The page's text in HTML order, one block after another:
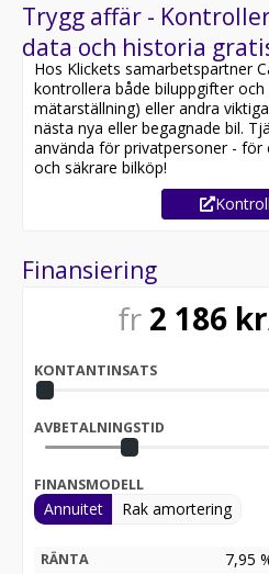
Trygg affär -
data och historia
Hos Klickets samarbetspartner
kontrollera både biluppgifter och
mätarställning) eller andra
nästa nya eller begagnade bil.
använda för privatpersoner - för
och säkrare bilköp!
Finansiering
fr 2 186
KONTANTINSATS
AVBETALNINGSTID
FINANSMODELL
Annuitet Rak amortering
RÄNTA 7,95